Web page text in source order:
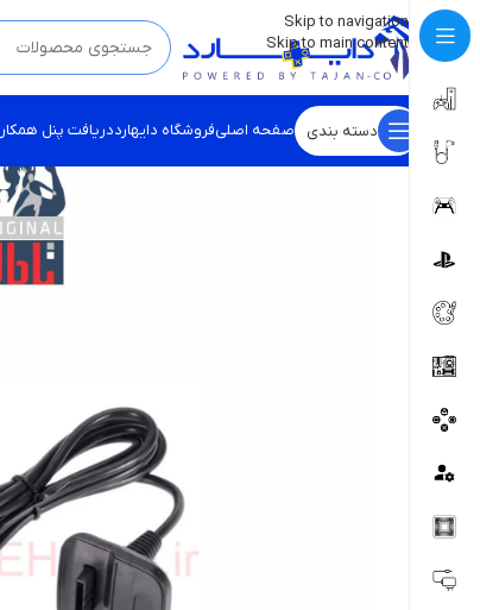
Skip to navigation
Skip to main content
💡برچسب و اسکین کنسول ها بروز شد . . . اینجا کیک کن !
دسته بندی صفحه اصلیفروشگاه دایهارددریافت پنل همکار